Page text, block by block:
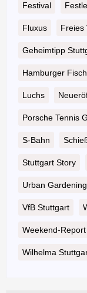
Festival
Fluxus Freies
Geheimtipp
Hamburger
Luchs
Porsche Tennis
S-Bahn
Stuttgart Story
Urban Gardening
VfB Stuttgart
Weekend-Report
Wilhelma